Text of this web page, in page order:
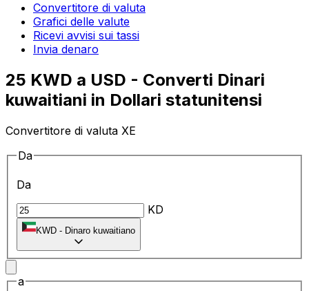
Convertitore di valuta
Grafici delle valute
Ricevi avvisi sui tassi
Invia denaro
25 KWD a USD - Converti Dinari
kuwaitiani in Dollari statunitensi
Convertitore di valuta XE
Da
Da
KD
KWD - Dinaro kuwaitiano
a